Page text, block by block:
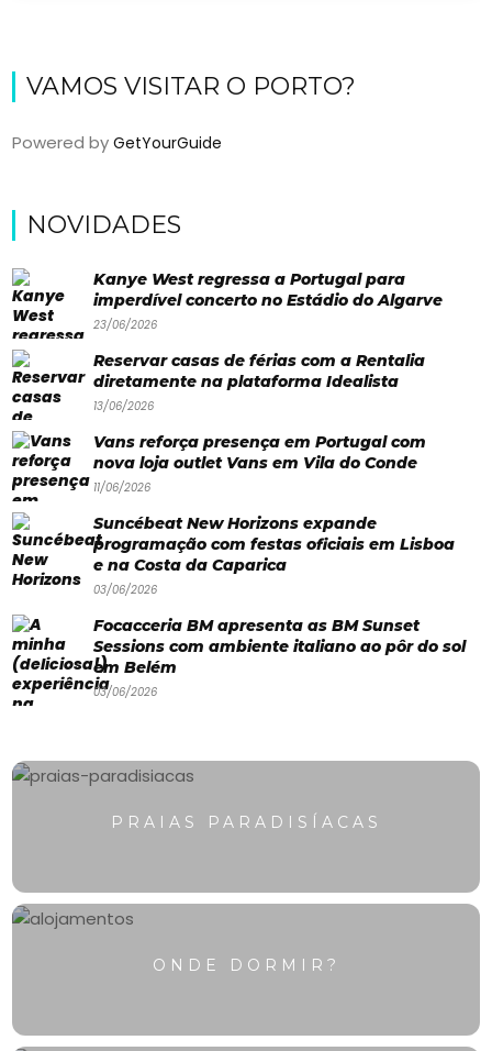
dormir?
Lifestyle
Restaurantes
Praias
Paradisíacas
Swimwear
Água
Bronzeado
Sun7
Falem
💬
VAMOS VISITAR O PORTO?
Powered byGetYourGuide
NOVIDADES
Kanye West regressa a Portugal para
imperdível concerto no Estádio do Algarve
23/06/2026
Reservar casas de férias com a Rentalia
diretamente na plataforma Idealista
13/06/2026
Vans reforça presença em Portugal com
nova loja outlet Vans em Vila do Conde
11/06/2026
Suncébeat New Horizons expande
programação com festas oficiais em Lisboa
e na Costa da Caparica
03/06/2026
Focacceria BM apresenta as BM Sunset
Sessions com ambiente italiano ao pôr do sol
em Belém
03/06/2026
PRAIAS PARADISÍACAS
ONDE DORMIR?